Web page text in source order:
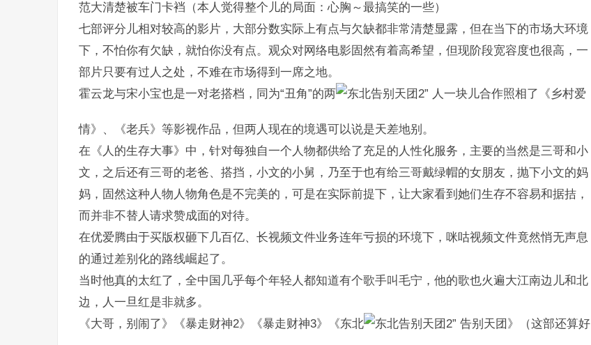
范大清楚被车门卡裆（本人觉得整个儿的局面：心胸～最搞笑的一些）
七部评分儿相对较高的影片，大部分数实际上有点与欠缺都非常清楚显露，但在当下的市场大环境
下，不怕你有欠缺，就怕你没有点。观众对网络电影固然有着高希望，但现阶段宽容度也很高，一
部片只要有过人之处，不难在市场得到一席之地。
霍云龙与宋小宝也是一对老搭档，同为“丑角”的两
人一块儿合作照相了《乡村爱
情》、《老兵》等影视作品，但两人现在的境遇可以说是天差地别。
在《人的生存大事》中，针对每独自一个人物都供给了充足的人性化服务，主要的当然是三哥和小
文，之后还有三哥的老爸、搭挡，小文的小舅，乃至于也有给三哥戴绿帽的女朋友，抛下小文的妈
妈，固然这种人物人物角色是不完美的，可是在实际前提下，让大家看到她们生存不容易和据拮，
而并非不替人请求赞成面的对待。
在优爱腾由于买版权砸下几百亿、长视频文件业务连年亏损的环境下，咪咕视频文件竟然悄无声息
的通过差别化的路线崛起了。
当时他真的太红了，全中国几乎每个年轻人都知道有个歌手叫毛宁，他的歌也火遍大江南边儿和北
边，人一旦红是非就多。
《大哥，别闹了》《暴走财神2》《暴走财神3》《东北
告别天团》（这部还算好